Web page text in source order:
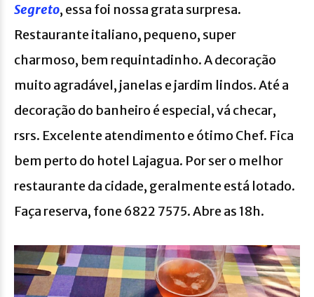
Segreto, essa foi nossa grata surpresa.
Restaurante italiano, pequeno, super
charmoso, bem requintadinho. A decoração
muito agradável, janelas e jardim lindos. Até a
decoração do banheiro é especial, vá checar,
rsrs. Excelente atendimento e ótimo Chef. Fica
bem perto do hotel Lajagua. Por ser o melhor
restaurante da cidade, geralmente está lotado.
Faça reserva, fone 6822 7575. Abre as 18h.